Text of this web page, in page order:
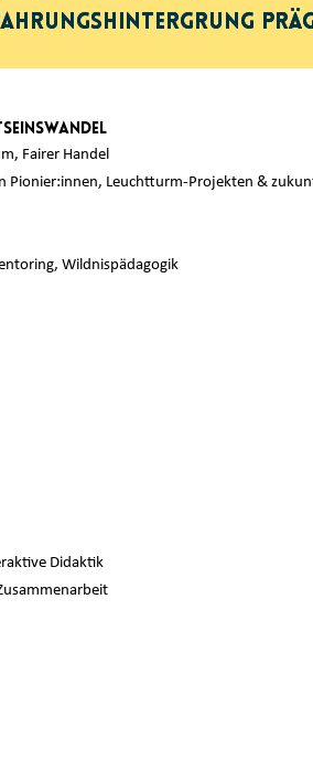
Fairer Handel
Pionier:innen, Leuchtturm-Projekten &
Wildnispädagogik
Didaktik